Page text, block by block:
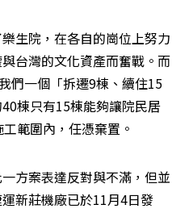
生院，在各自的崗位上努力
台灣的文化資產而奮戰。而
們一個「拆遷9棟、續住15
棟只有15棟能夠讓院民居
範圍內，任憑棄置。
方案表達反對與不滿，但並
新莊機廠已於11月4日發